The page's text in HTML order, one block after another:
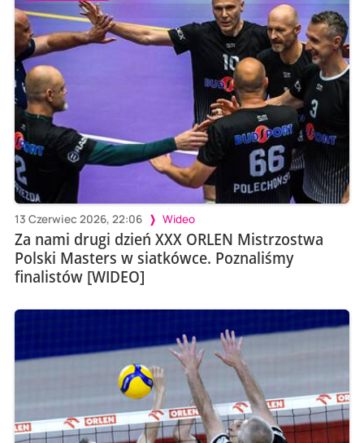
13 Czerwiec 2026, 22:06 Wideo
Za nami drugi dzień XXX ORLEN Mistrzostwa
Polski Masters w siatkówce. Poznaliśmy
finalistów [WIDEO]